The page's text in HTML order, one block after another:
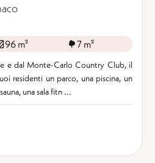
96 m² 7 m²
e dal Monte-Carlo Country Club, il
residenti un parco, una piscina, un
una sala fitn ...